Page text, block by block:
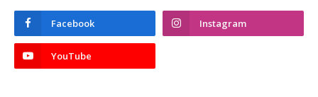
Facebook Instagram
YouTube